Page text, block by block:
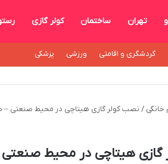
تهران ساختمان کولر گازی
گردشگری و اقامتی ورزشی پزشکی
خانگی / نصب کولر گازی هیتاچی در محیط صنعتی –
گازی هیتاچی در محیط